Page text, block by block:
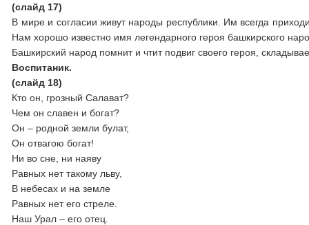
(слайд 17)
В мире и согласии живут народы республики. Им всегда
Нам хорошо известно имя легендарного героя башкирского
Башкирский народ помнит и чтит подвиг своего героя,
Воспитаник.
(слайд 18)
Кто он, грозный Салават?
Чем он славен и богат?
Он – родной земли булат,
Он отвагою богат!
Ни во сне, ни наяву
Равных нет такому льву,
В небесах и на земле
Равных нет его стреле.
Наш Урал – его отец.